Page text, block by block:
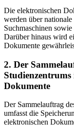
Die elektronischen
werden über
Suchmaschinen
Darüber hinaus wird
Dokumente
2. Der
Dokumente
Der Sammelauftrag
umfasst die
elektronischen